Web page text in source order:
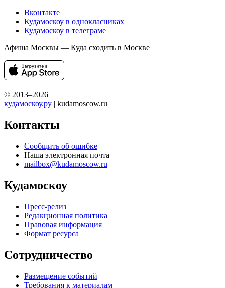
Вконтакте
Кудамоскоу в однокласниках
Кудамоскоу в телеграме
Афиша Москвы — Куда сходить в Москве
© 2013–2026
кудамоскоу.ру | kudamoscow.ru
Контакты
Сообщить об ошибке
Наша электронная почта
mailbox@kudamoscow.ru
Кудамоскоу
Пресс-релиз
Редакционная политика
Правовая информация
Формат ресурса
Сотрудничество
Размещение событий
Требования к материалам